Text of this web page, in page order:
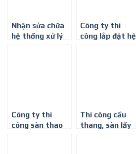
Nhận sửa chữa
hệ thống xử lý
Công ty thi
công lắp đặt hệ
Công ty thi
công sàn thao
Thi công cầu
thang, sàn lấy